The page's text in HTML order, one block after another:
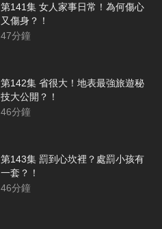
第141集 女人家事日常！為何傷心
又傷身？！
47分鐘
第142集 省很大！地表最強旅遊秘
技大公開？！
46分鐘
第143集 罰到心坎裡？處罰小孩有
一套？！
46分鐘